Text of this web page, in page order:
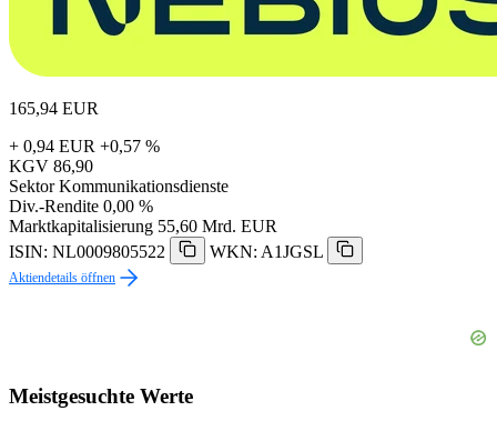
165,94 EUR
+ 0,94 EUR +0,57 %
KGV 86,90
Sektor Kommunikationsdienste
Div.-Rendite 0,00 %
Marktkapitalisierung 55,60 Mrd. EUR
ISIN: NL0009805522
WKN: A1JGSL
Aktiendetails öffnen
Meistgesuchte Werte